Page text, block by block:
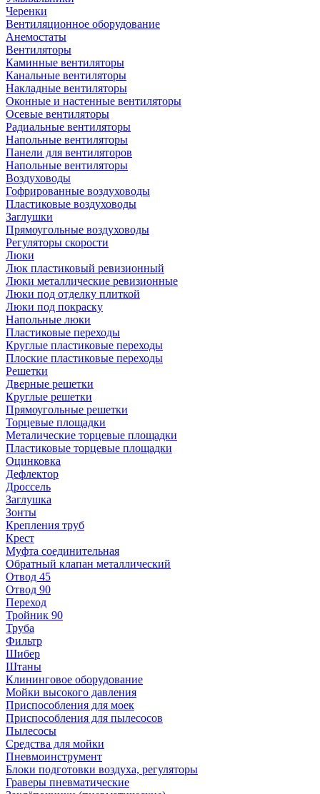
Черенки
Вентиляционное оборудование
Анемостаты
Вентиляторы
Каминные вентиляторы
Канальные вентиляторы
Накладные вентиляторы
Оконные и настенные вентиляторы
Осевые вентиляторы
Радиальные вентиляторы
Напольные вентиляторы
Панели для вентиляторов
Напольные вентиляторы
Воздуховоды
Гофрированные воздуховоды
Пластиковые воздуховоды
Заглушки
Прямоугольные воздуховоды
Регуляторы скорости
Люки
Люк пластиковый ревизионный
Люки металлические ревизионные
Люки под отделку плиткой
Люки под покраску
Напольные люки
Пластиковые переходы
Круглые пластиковые переходы
Плоские пластиковые переходы
Решетки
Дверные решетки
Круглые решетки
Прямоугольные решетки
Торцевые площадки
Металические торцевые площадки
Пластиковые торцевые площадки
Оцинковка
Дефлектор
Дроссель
Заглушка
Зонты
Крепления труб
Крест
Муфта соединительная
Обратный клапан металлический
Отвод 45
Отвод 90
Переход
Тройник 90
Труба
Фильтр
Шибер
Штаны
Клининговое оборудование
Мойки высокого давления
Приспособления для моек
Приспособления для пылесосов
Пылесосы
Средства для мойки
Пневмоинструмент
Блоки подготовки воздуха, регуляторы
Граверы пневматические